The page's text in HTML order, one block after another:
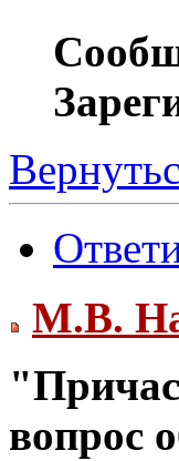
М.В.
вопрос